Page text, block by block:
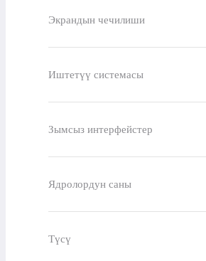
Экрандын чечилиши
Иштетүү системасы
Зымсыз интерфейстер
Ядролордун саны
Түсү